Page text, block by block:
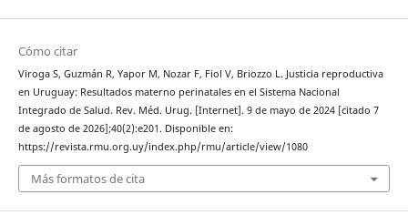
Cómo citar
Viroga S, Guzmán R, Yapor M, Nozar F, Fiol V, Briozzo L. Justicia reproductiva
en Uruguay: Resultados materno perinatales en el Sistema Nacional
Integrado de Salud. Rev. Méd. Urug. [Internet]. 9 de mayo de 2024 [citado 7
de agosto de 2026];40(2):e201. Disponible en:
https://revista.rmu.org.uy/index.php/rmu/article/view/1080
Más formatos de cita